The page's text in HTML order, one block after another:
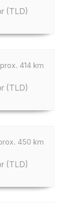
(TLD)
414 km
(TLD)
450 km
(TLD)